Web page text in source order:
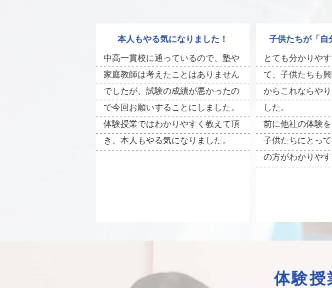
本人もやる気になりました！
中高一貫校に通っているので、塾や
家庭教師は考えたことはありません
でしたが、試験の成績が悪かったの
で今回お願いすることにしました。
体験授業ではわかりやすく教えて頂
き、本人もやる気になりました。
子供たちが「自
とても分かりや
て、子供たちも
からこれならや
した。
前に他社の体験
子供たちにとっ
の方がわかりや
体験授